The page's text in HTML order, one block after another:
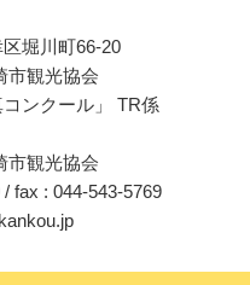
堀川町66-20
市観光協会
コンクール」 TR係
市観光協会
fax : 044-543-5769